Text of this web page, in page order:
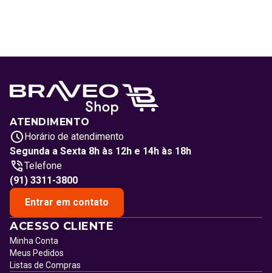
ATENDIMENTO
Horário de atendimento
Segunda a Sexta 8h às 12h e 14h às 18h
Telefone
(91) 3311-3800
Entrar em contato
ACESSO CLIENTE
Minha Conta
Meus Pedidos
Listas de Compras